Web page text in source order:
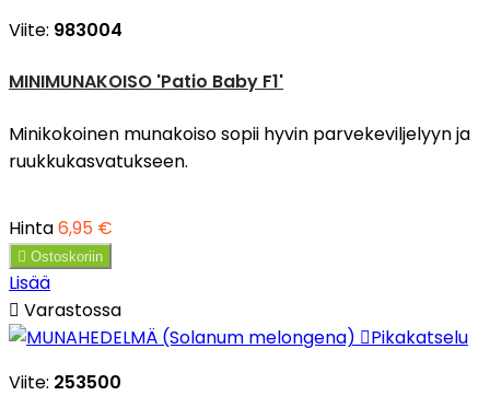
Viite: 983004
MINIMUNAKOISO 'Patio Baby F1'
Minikokoinen munakoiso sopii hyvin parvekeviljelyyn ja
ruukkukasvatukseen.
Hinta6,95 €
 Ostoskoriin
Lisää
 Varastossa
Pikakatselu
Viite: 253500